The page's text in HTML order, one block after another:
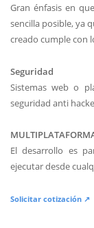
Gran énfasis en
sencilla posible, ya
creado cumple con
Seguridad
Sistemas web o
seguridad anti
El desarrollo es
ejecutar desde
Solicitar cotización ↗